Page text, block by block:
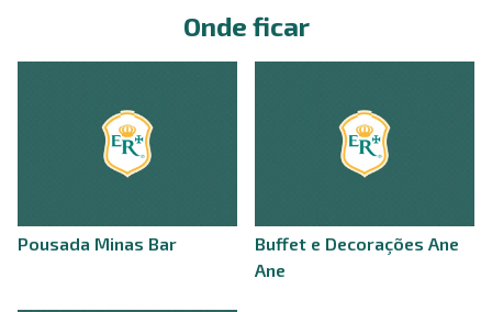
Onde ficar
Pousada Minas Bar
Buffet e Decorações Ane
Ane